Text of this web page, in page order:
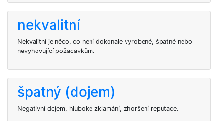
nekvalitní
Nekvalitní je něco, co není dokonale vyrobené, špatné nebo
nevyhovující požadavkům.
špatný (dojem)
Negativní dojem, hluboké zklamání, zhoršení reputace.